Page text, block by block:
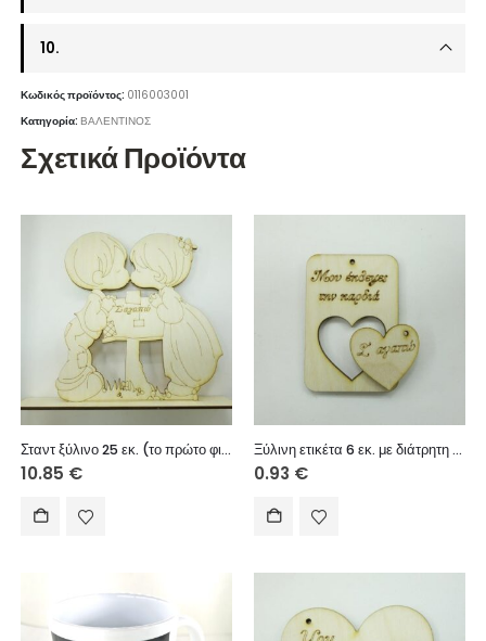
10.
Κωδικός προϊόντος: 0116003001
Κατηγορία:ΒΑΛΕΝΤΙΝΟΣ
Σχετικά Προϊόντα
Σταντ ξύλινο 25 εκ. (το πρώτο φιλί)
10.85 €
Ξύλινη ετικέτα 6 εκ. με διάτρητη καρδιά για μπρελόκ 031
0.93 €